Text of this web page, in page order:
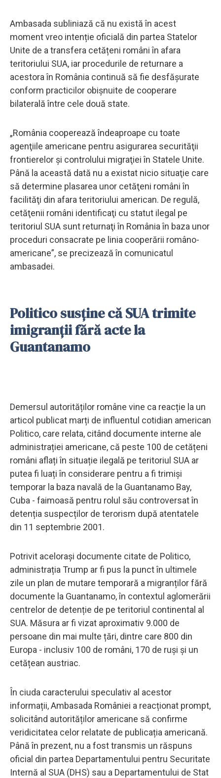
Ambasada subliniază că nu există în acest
moment vreo intenție oficială din partea Statelor
Unite de a transfera cetățeni români în afara
teritoriului SUA, iar procedurile de returnare a
acestora în România continuă să fie desfășurate
conform practicilor obișnuite de cooperare
bilaterală între cele două state.
„România cooperează îndeaproape cu toate
agenţiile americane pentru asigurarea securităţii
frontierelor şi controlului migraţiei în Statele Unite.
Până la această dată nu a existat nicio situaţie care
să determine plasarea unor cetăţeni români în
facilităţi din afara teritoriului american. De regulă,
cetăţenii români identificaţi cu statut ilegal pe
teritoriul SUA sunt returnaţi în România în baza unor
proceduri consacrate pe linia cooperării româno-
americane”, se precizează în comunicatul
ambasadei.
Politico susține că SUA trimite
imigranții fără acte la
Guantanamo
Demersul autorităților române vine ca reacție la un
articol publicat marți de influentul cotidian american
Politico, care relata, citând documente interne ale
administrației americane, că peste 100 de cetățeni
români aflați în situație ilegală pe teritoriul SUA ar
putea fi luați în considerare pentru a fi trimiși
temporar la baza navală de la Guantanamo Bay,
Cuba - faimoasă pentru rolul său controversat în
detenția suspecților de terorism după atentatele
din 11 septembrie 2001.
Potrivit acelorași documente citate de Politico,
administrația Trump ar fi pus la punct în ultimele
zile un plan de mutare temporară a migranților fără
documente la Guantanamo, în contextul aglomerării
centrelor de detenție de pe teritoriul continental al
SUA. Măsura ar fi vizat aproximativ 9.000 de
persoane din mai multe țări, dintre care 800 din
Europa - inclusiv 100 de români, 170 de ruși și un
cetățean austriac.
În ciuda caracterului speculativ al acestor
informații, Ambasada României a reacționat prompt,
solicitând autorităților americane să confirme
veridicitatea celor relatate de publicația americană.
Până în prezent, nu a fost transmis un răspuns
oficial din partea Departamentului pentru Securitate
Internă al SUA (DHS) sau a Departamentului de Stat